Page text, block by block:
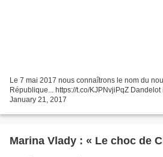
Le 7 mai 2017 nous connaîtrons le nom du
République... https://t.co/KJPNvjiPqZ
January 21, 2017
Marina Vlady : « Le choc de